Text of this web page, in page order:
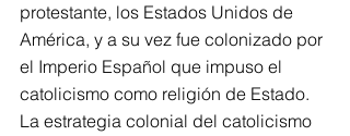
protestante, los Estados Unidos de
América, y a su vez fue colonizado por
el Imperio Español que impuso el
catolicismo como religión de Estado.
La estrategia colonial del catolicismo